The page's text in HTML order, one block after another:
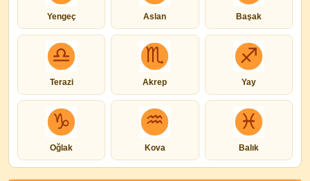
Yengeç Aslan Başak
Terazi Akrep Yay
Oğlak Kova Balık